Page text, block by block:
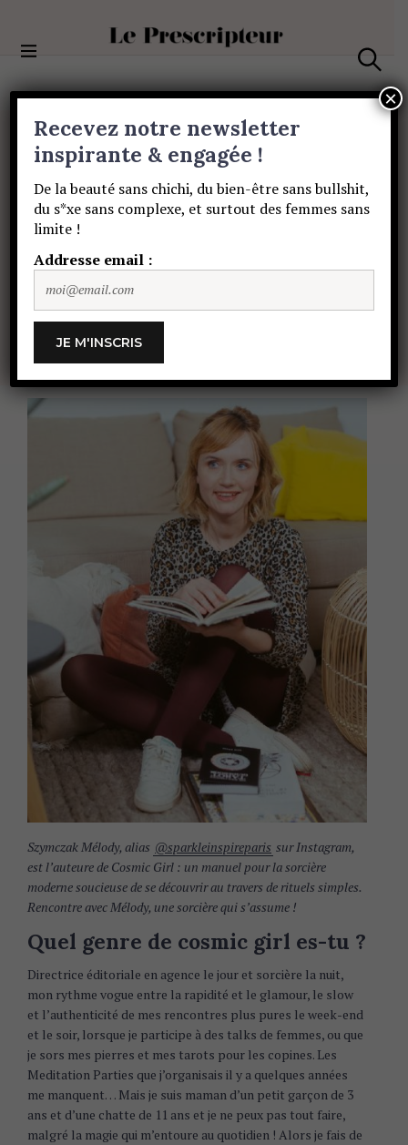
Le Prescripteur
e
a
PORTRAITS
Rencontreavecla
sorcièreMelody
Szymczak,auteure
deCosmicGirl
Szymczak Mélody, alias @sparkleinspireparis sur Instagram,
est l’auteure de Cosmic Girl : un manuel pour la sorcière
moderne soucieuse de se découvrir au travers de rituels simples.
Rencontre avec Mélody, une sorcière qui s’assume !
Quel genre de cosmic girl es-tu ?
Directrice éditoriale en agence le jour et sorcière la nuit,
mon rythme vogue entre la rapidité et le glamour, le slow
et l’authenticité de mes rencontres plus pures le week-end
et le soir, lorsque je participe à des talks de femmes, ou que
je sors mes pierres et mes tarots pour les copines. Les
Meditation Parties que j’organisais il y a quelques années
me manquent… Mais je suis maman d’un petit garçon de 3
ans et d’une chatte de 11 ans et je ne peux pas tout faire,
malgré la magie qui m’entoure au quotidien ! Alors je fais de
Recevez notre newsletter
inspirante & engagée !
De la beauté sans chichi, du bien-être sans bullshit,
du s*xe sans complexe, et surtout des femmes sans
limite !
Addresse email :
×